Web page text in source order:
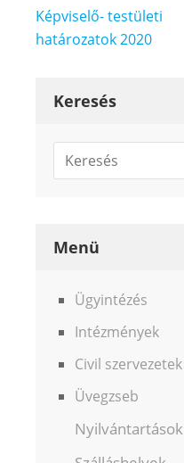
Bejegyzés
navigáció
Képviselő- testületi
határozatok 2020
Keresés
Menü
Ügyintézés
Intézmények
Civil szervezetek
Üvegzseb
Nyilvántartások